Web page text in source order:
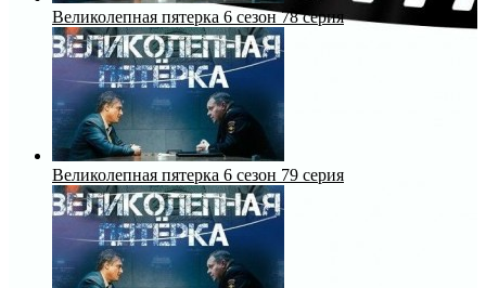
Великолепная пятерка 6 сезон 78 серия
Великолепная пятерка 6 сезон 79 серия